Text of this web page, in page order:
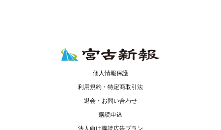
個人情報保護
利用規約・特定商取引法
退会・お問い合わせ
購読申込
法人向け購読広告プラン